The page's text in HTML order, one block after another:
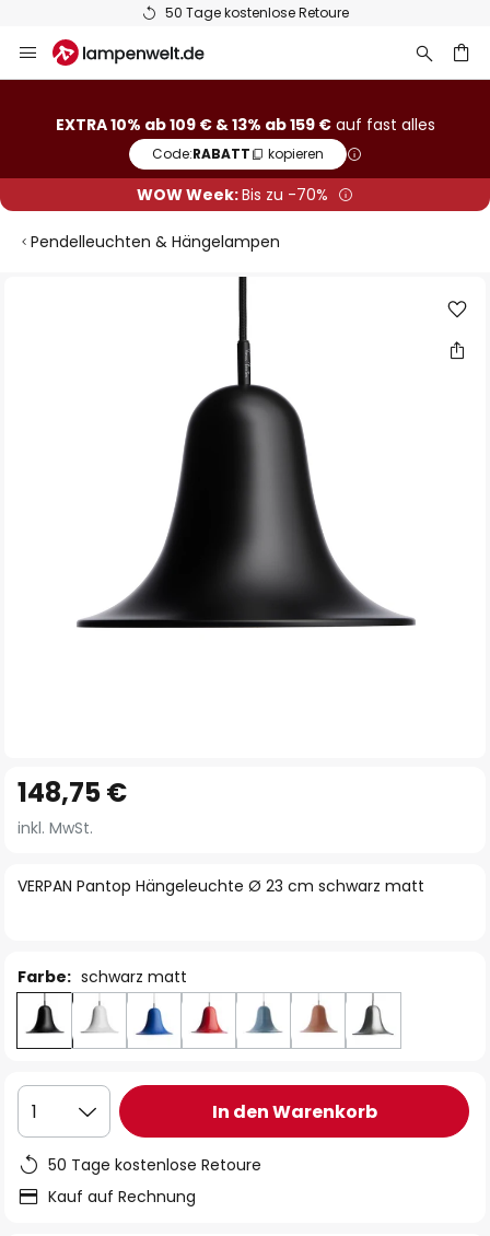
50 Tage kostenlose Retoure
Inhalt
EXTRA 10% ab 109 € & 13% ab 159 €auf fast alles
Code:RABATT kopieren
WOW Week:Bis zu -70%
Pendelleuchten & Hängelampen
Anfang
der
springen
VERPAN Pantop Hängeleuchte Ø 23 cm schwarz matt
148,75 €
inkl. MwSt.
Farbe: schwarz matt
1 In den Warenkorb
50 Tage kostenlose Retoure
Kauf auf Rechnung